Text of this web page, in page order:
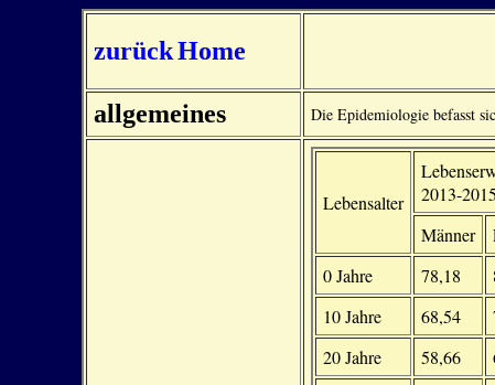
zurückHome
allgemeines Die Epidemiologie befasst
Lebensalter
2013-2015
Männer
0 Jahre
78,18
10 Jahre
68,54
20 Jahre
58,66